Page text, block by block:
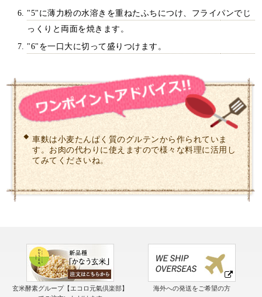
"5"に薄力粉の水溶きを重ねたふちにつけ、フライパンでじ
っくりと両面を焼きます。
"6"を一口大に切って盛りつけます。
車麩は小麦たんぱく質のグルテンから作られていま
す。お肉の代わりに使えますので様々な料理に活用し
てみてくださいね。
玄米酵素グループ【エコロ元氣倶楽部】
海外への発送をご希望の方